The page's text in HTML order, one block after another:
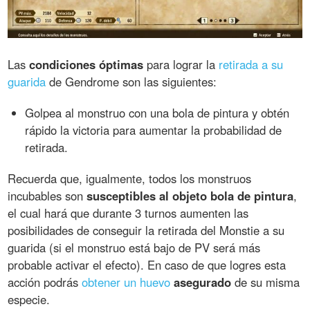
Lascondiciones óptimas para lograr la retirada a su
guarida de Gendrome son las siguientes:
Golpea al monstruo con una bola de pintura y obtén
rápido la victoria para aumentar la probabilidad de
retirada.
Recuerda que, igualmente, todos los monstruos
incubables sonsusceptibles al objeto bola de pintura,
el cual hará que durante 3 turnos aumenten las
posibilidades de conseguir la retirada del Monstie a su
guarida (si el monstruo está bajo de PV será más
probable activar el efecto). En caso de que logres esta
acción podrásobtener un huevo asegurado de su misma
especie.